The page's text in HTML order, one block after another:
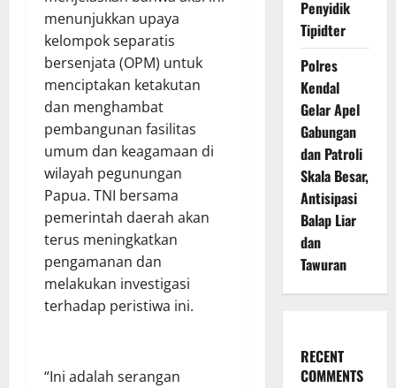
menunjukkan upaya
kelompok separatis
bersenjata (OPM) untuk
menciptakan ketakutan
dan menghambat
pembangunan fasilitas
umum dan keagamaan di
wilayah pegunungan
Papua. TNI bersama
pemerintah daerah akan
terus meningkatkan
pengamanan dan
melakukan investigasi
terhadap peristiwa ini.
“Ini adalah serangan
Penyidik
Tipidter
Polres
Kendal
Gelar Apel
Gabungan
dan Patroli
Skala Besar,
Antisipasi
Balap Liar
dan
Tawuran
RECENT
COMMENTS